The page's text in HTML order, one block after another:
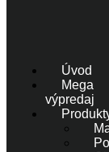
Úvod
Mega
výpredaj